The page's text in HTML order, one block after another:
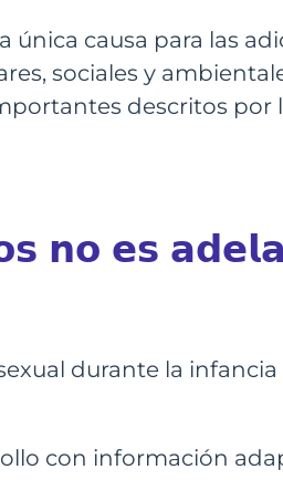
única causa para las
sociales y
descritos por
𝗻𝗼 𝗲𝘀
durante la
con información